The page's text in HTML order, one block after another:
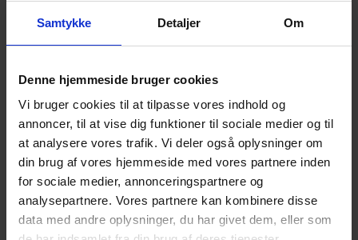
Samtykke Detaljer Om
Denne hjemmeside bruger cookies
Vi bruger cookies til at tilpasse vores indhold og
annoncer, til at vise dig funktioner til sociale medier og til
at analysere vores trafik. Vi deler også oplysninger om
din brug af vores hjemmeside med vores partnere inden
for sociale medier, annonceringspartnere og
analysepartnere. Vores partnere kan kombinere disse
data med andre oplysninger, du har givet dem, eller som
konkurser i disse år. Så selvom antallet af
konkurser i 2018 altså ligger på niveau med det, vi
sammenlignet for lidt over 10 år siden,” siger
Kristian Skriver, økonom i Dansk Erhverv.
Kristian Skriver tilføjer, at selv om den enkelte
konkurs selvfølgelig kan være en trist historie for